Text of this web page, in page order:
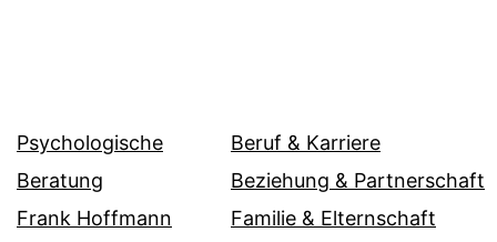
Psychologische
Beratung
Frank Hoffmann
Beruf & Karriere
Beziehung & Partnerschaft
Familie & Elternschaft